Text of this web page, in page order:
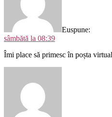
Euspune:
sâmbătă la 08:39
Îmi place să primesc în poșta